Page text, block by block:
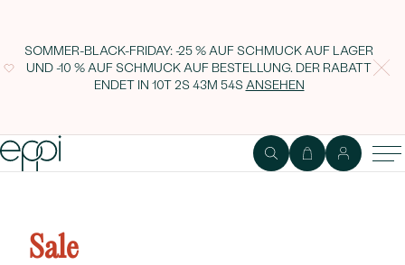
SOMMER-BLACK-FRIDAY: -25 % AUF SCHMUCK AUF LAGER
UND -10 % AUF SCHMUCK AUF BESTELLUNG. DER RABATT
ENDET IN 10T 2S 43M 53S ANSEHEN
Sale
Mondstein Kettil